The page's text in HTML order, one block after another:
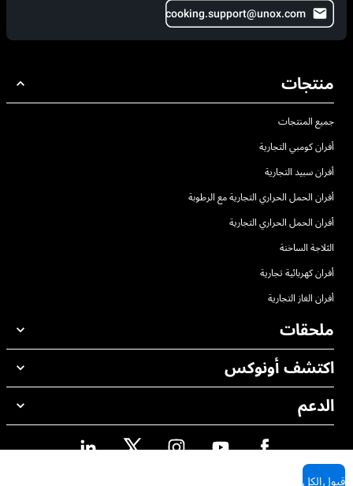
cooking.support@unox.com
منتجات
جميع المنتجات
أفران كومبي التجارية
أفران سبيد التجارية
أفران الحمل الحراري التجارية مع الرطوبة
أفران الحمل الحراري التجارية
الثلاجة الساخنة
أفران كهربائية تجارية
أفران الغاز التجارية
ملحقات
جميع الملحقات
منظفات الغسيل اليدوي
معالجة المياه باستخدام المرشحات
معالجة المياه بالتناضح العكسي
اكتشف أونوكس
مكاتبنا حول العالم
الدعم
محدد موقع الموزع
قبول الكل